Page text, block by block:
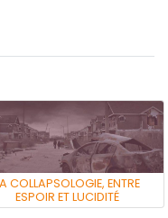
COLLAPSOLOGIE, ENTRE
ESPOIR ET LUCIDITÉ